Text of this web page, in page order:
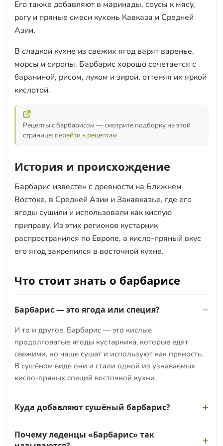
Его также добавляют в маринады, соусы к мясу,
рагу и пряные смеси кухонь Кавказа и Средней
Азии.
В сладкой кухне из свежих ягод варят варенье,
морсы и сиропы. Барбарис хорошо сочетается с
бараниной, рисом, луком и зирой, оттеняя их яркой
кислотой.
Рецепты с барбарисом — смотрите подборку на этой
странице: перейти к рецептам
История и происхождение
Барбарис известен с древности на Ближнем
Востоке, в Средней Азии и Закавказье, где его
ягоды сушили и использовали как кислую
приправу. Из этих регионов кустарник
распространился по Европе, а кисло-пряный вкус
его ягод закрепился в восточной кухне.
Что стоит знать о барбарисе
Барбарис — это ягода или специя?
И то и другое. Барбарис — это кислые
продолговатые ягоды кустарника, которые едят
свежими, но чаще сушат и используют как пряность.
В сушёном виде они и стали одной из узнаваемых
кисло-пряных специй восточной кухни.
Куда добавляют сушёный барбарис?
приятную кислинку. Также барбарис кладут в
Почему леденцы «Барбарис» так